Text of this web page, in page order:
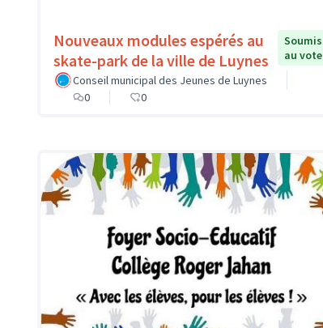
Nouveaux modules espérés au
skate-park de la ville de Luynes
Soumis
au vote
Conseil municipal des Jeunes de Luynes
0
0